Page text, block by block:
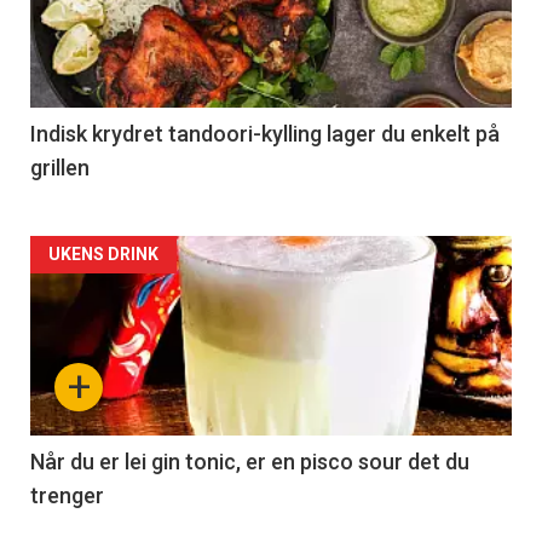
Indisk krydret tandoori-kylling lager du enkelt på
grillen
Forsiden
akkurat
nå
-
2
+
UKENS DRINK
Når du er lei gin tonic, er en pisco sour det du
trenger